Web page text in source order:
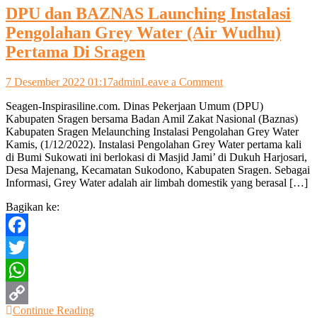
DPU dan BAZNAS Launching Instalasi
Pengolahan Grey Water (Air Wudhu)
Pertama Di Sragen
7 Desember 2022 01:17adminLeave a Commenton
dan
BAZNAS
Launching
Instalasi
Pengolahan
Grey
Water
Seagen-Inspirasiline.com. Dinas Pekerjaan Umum (DPU)
Kabupaten Sragen bersama Badan Amil Zakat Nasional (Baznas)
Kabupaten Sragen Melaunching Instalasi Pengolahan Grey Water
Kamis, (1/12/2022). Instalasi Pengolahan Grey Water pertama kali
di Bumi Sukowati ini berlokasi di Masjid Jami’ di Dukuh Harjosari,
Desa Majenang, Kecamatan Sukodono, Kabupaten Sragen. Sebagai
Informasi, Grey Water adalah air limbah domestik yang berasal […]
Bagikan ke:
Facebook
Twitter
WhatsApp
Copy
Continue Reading